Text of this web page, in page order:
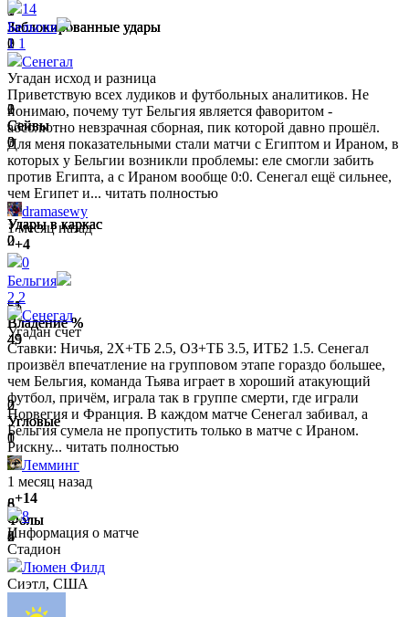
1
Заблокированные удары
0
2
Сейвы
3
0
Удары в каркас
2
51
Владение %
49
2
Угловые
1
6
Фолы
4
3
Заблокированные удары
1
0
Сейвы
0
0
Удары в каркас
0
55
Владение %
45
2
Угловые
0
8
Фолы
6
1
Заблокированные удары
2
1
Сейвы
0
0
Удары в каркас
0
51
Владение %
49
0
Угловые
1
8
Фолы
2
14
Бельгия
1 1
Сенегал
Угадан исход и разница
Приветствую всех лудиков и футбольных аналитиков. Не
понимаю, почему тут Бельгия является фаворитом -
абсолютно невзрачная сборная, пик которой давно прошёл.
Для меня показательными стали матчи с Египтом и Ираном, в
которых у Бельгии возникли проблемы: еле смогли забить
против Египта, а с Ираном вообще 0:0. Сенегал ещё сильнее,
чем Египет и... читать полностью
dramasewy
1 месяц назад
+4
0
Бельгия
2 2
Сенегал
Угадан счет
Ставки: Ничья, 2Х+ТБ 2.5, ОЗ+ТБ 3.5, ИТБ2 1.5. Сенегал
произвёл впечатление на групповом этапе гораздо большее,
чем Бельгия, команда Тьява играет в хороший атакующий
футбол, причём, играла так в группе смерти, где играли
Норвегия и Франция. В каждом матче Сенегал забивал, а
Бельгия сумела не пропустить только в матче с Ираном.
Рискну... читать полностью
Лемминг
1 месяц назад
+14
8
Информация о матче
Стадион
Люмен Филд
Сиэтл, США